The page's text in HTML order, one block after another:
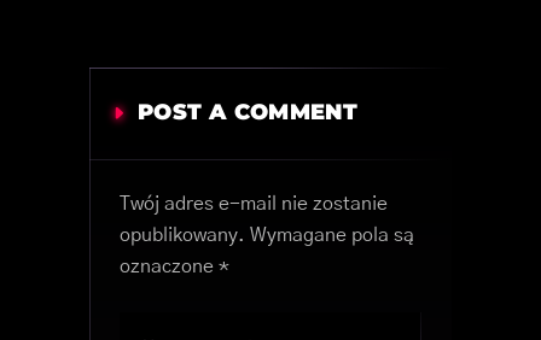
POST A COMMENT
Twój adres e-mail nie zostanie
opublikowany. Wymagane pola są
oznaczone *